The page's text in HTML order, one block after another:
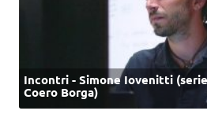
Incontri - Simone Iovenitti
Coero Borga)